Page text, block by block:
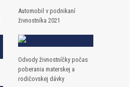
Automobil v podnikaní
živnostníka 2021
Odvody živnostníčky počas
poberania materskej a
rodičovskej dávky